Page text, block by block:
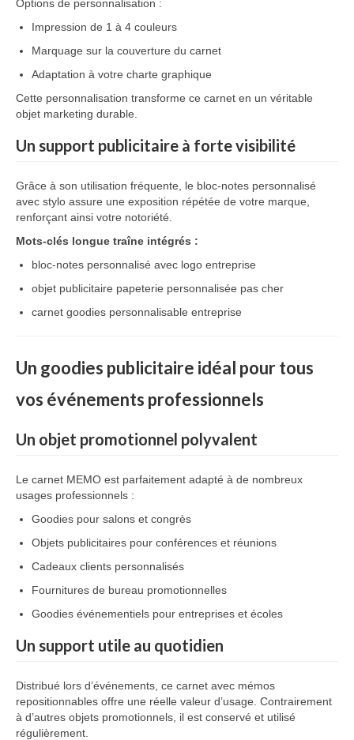
Options de personnalisation :
Impression de 1 à 4 couleurs
Marquage sur la couverture du carnet
Adaptation à votre charte graphique
Cette personnalisation transforme ce carnet en un véritable
objet marketing durable.
Un support publicitaire à fortevisibilité
Grâce à son utilisation fréquente, le bloc-notes personnalisé
avec stylo assure une exposition répétée de votre marque,
renforçant ainsi votre notoriété.
Mots-clés longue traîne intégrés :
bloc-notes personnalisé avec logo entreprise
objet publicitaire papeterie personnalisée pas cher
carnet goodies personnalisable entreprise
Un goodies publicitaire idéal pourtous
vos événements professionnels
Un objet promotionnel polyvalent
Le carnet MEMO est parfaitement adapté à de nombreux
usages professionnels :
Goodies pour salons et congrès
Objets publicitaires pour conférences et réunions
Cadeaux clients personnalisés
Fournitures de bureau promotionnelles
Goodies événementiels pour entreprises et écoles
Un support utile au quotidien
Distribué lors d’événements, ce carnet avec mémos
repositionnables offre une réelle valeur d’usage. Contrairement
à d’autres objets promotionnels, il est conservé et utilisé
régulièrement.